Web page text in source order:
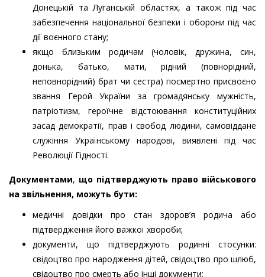
Донецькій та Луганській областях, а також під час
забезпечення національної безпеки і оборони під час
дії воєнного стану;
якщо близьким родичам (чоловік, дружина, син,
донька, батько, мати, рідний (повнорідний,
неповнорідний) брат чи сестра) посмертно присвоєно
звання Герой України за громадянську мужність,
патріотизм, героїчне відстоювання конституційних
засад демократії, прав і свобод людини, самовіддане
служіння Українському народові, виявлені під час
Революції Гідності.
Документами, що підтверджують право військового
на звільнення, можуть бути:
медичні довідки про стан здоров’я родича або
підтвердження його важкої хвороби;
документи, що підтверджують родинні стосунки:
свідоцтво про народження дітей, свідоцтво про шлюб,
свідоцтво про смерть або інші документи;